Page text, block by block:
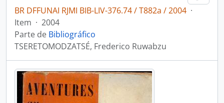
BR DFFUNAI RJMI BIB-LIV-376.74 / T882a / 2004 ·
Item · 2004
Parte de Bibliográfico
TSERETOMODZATSÉ, Frederico Ruwabzu